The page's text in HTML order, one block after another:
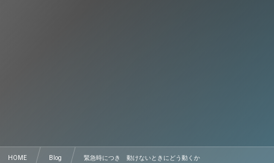
HOME Blog 緊急時につき 動けないときにどう動くか